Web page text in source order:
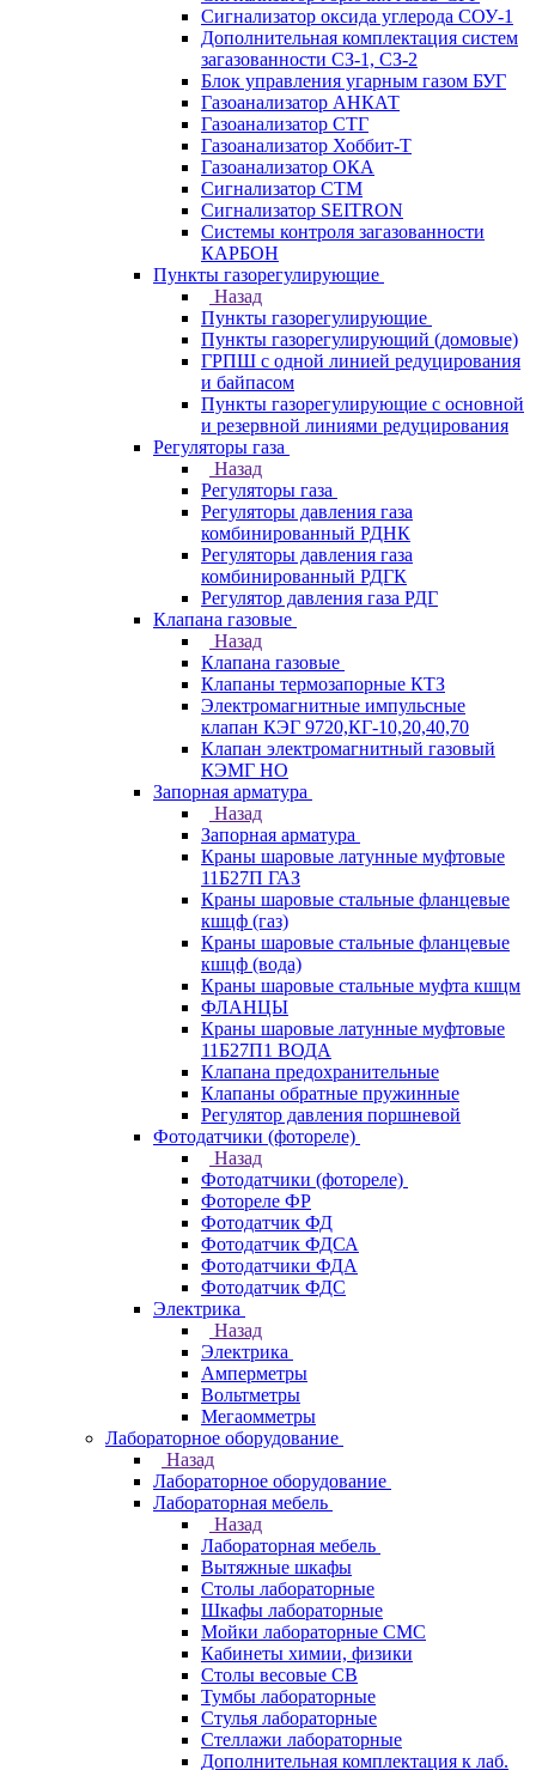
Сигнализатор оксида углерода СОУ-1
Дополнительная комплектация систем
загазованности СЗ-1, СЗ-2
Блок управления угарным газом БУГ
Газоанализатор АНКАТ
Газоанализатор СТГ
Газоанализатор Хоббит-Т
Газоанализатор ОКА
Сигнализатор СТМ
Сигнализатор SEITRON
Системы контроля загазованности
КАРБОН
Пункты газорегулирующие
Назад
Пункты газорегулирующие
Пункты газорегулирующий (домовые)
ГРПШ с одной линией редуцирования
и байпасом
Пункты газорегулирующие с основной
и резервной линиями редуцирования
Регуляторы газа
Назад
Регуляторы газа
Регуляторы давления газа
комбинированный РДНК
Регуляторы давления газа
комбинированный РДГК
Регулятор давления газа РДГ
Клапана газовые
Назад
Клапана газовые
Клапаны термозапорные КТЗ
Электромагнитные импульсные
клапан КЭГ 9720,КГ-10,20,40,70
Клапан электромагнитный газовый
КЭМГ НО
Запорная арматура
Назад
Запорная арматура
Краны шаровые латунные муфтовые
11Б27П ГАЗ
Краны шаровые стальные фланцевые
кшцф (газ)
Краны шаровые стальные фланцевые
кшцф (вода)
Краны шаровые стальные муфта кшцм
ФЛАНЦЫ
Краны шаровые латунные муфтовые
11Б27П1 ВОДА
Клапана предохранительные
Клапаны обратные пружинные
Регулятор давления поршневой
Фотодатчики (фотореле)
Назад
Фотодатчики (фотореле)
Фотореле ФР
Фотодатчик ФД
Фотодатчик ФДСА
Фотодатчики ФДА
Фотодатчик ФДС
Электрика
Назад
Электрика
Амперметры
Вольтметры
Мегаомметры
Лабораторное оборудование
Назад
Лабораторное оборудование
Лабораторная мебель
Назад
Лабораторная мебель
Вытяжные шкафы
Столы лабораторные
Шкафы лабораторные
Мойки лабораторные СМС
Кабинеты химии, физики
Столы весовые СВ
Тумбы лабораторные
Стулья лабораторные
Стеллажи лабораторные
Дополнительная комплектация к лаб.